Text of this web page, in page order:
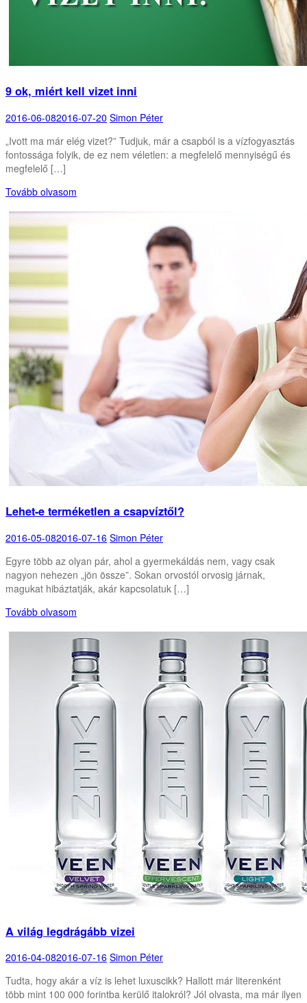
9 ok, miért kell vizet inni
2016-06-082016-07-20 Simon Péter
„Ivott ma már elég vizet?” Tudjuk, már a csapból is a vízfogyasztás
fontossága folyik, de ez nem véletlen: a megfelelő mennyiségű és
megfelelő […]
Tovább olvasom
Lehet-e terméketlen a csapvíztől?
2016-05-082016-07-16 Simon Péter
Egyre több az olyan pár, ahol a gyermekáldás nem, vagy csak
nagyon nehezen „jön össze”. Sokan orvostól orvosig járnak,
magukat hibáztatják, akár kapcsolatuk […]
Tovább olvasom
A világ legdrágább vizei
2016-04-082016-07-16 Simon Péter
Tudta, hogy akár a víz is lehet luxuscikk? Hallott már literenként
több mint 100 000 forintba kerülő italokról? Jól olvasta, ma már ilyen